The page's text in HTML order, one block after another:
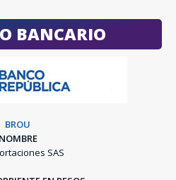
BANCARIO
BROU
NOMBRE
SAS